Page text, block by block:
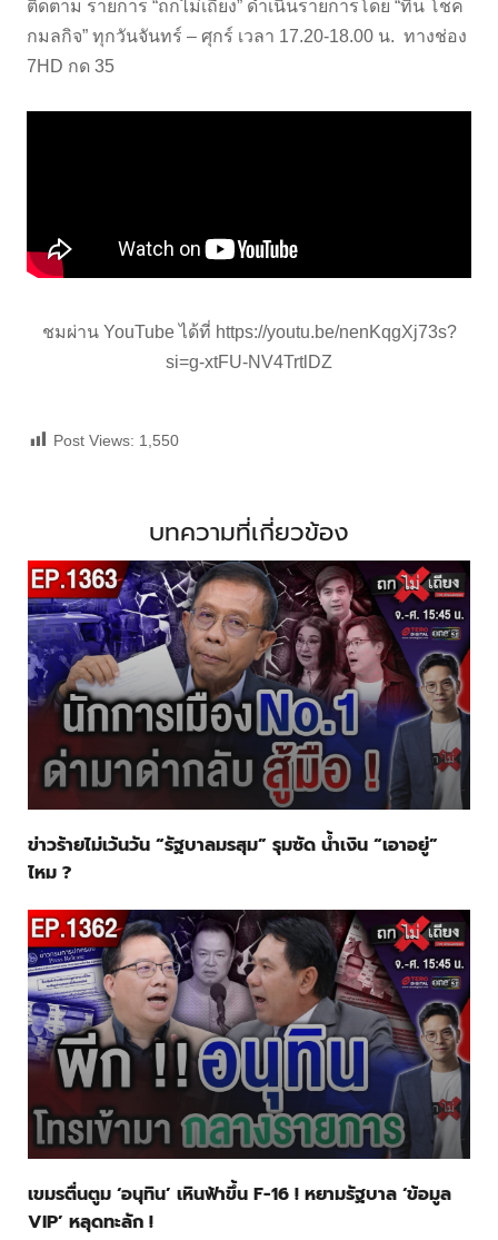
ติดตาม รายการ “ถกไม่เถียง” ดำเนินรายการโดย “ทิน โชค
กมลกิจ” ทุกวันจันทร์ – ศุกร์ เวลา 17.20-18.00 น. ทางช่อง
7HD กด 35
ชมผ่าน YouTube ได้ที่ https://youtu.be/nenKqgXj73s?
si=g-xtFU-NV4TrtlDZ
Post Views: 1,550
บทความที่เกี่ยวข้อง
ข่าวร้ายไม่เว้นวัน “รัฐบาลมรสุม” รุมซัด น้ำเงิน “เอาอยู่”
ไหม ?
เขมรตื่นตูม ‘อนุทิน’ เหินฟ้าขึ้น F-16 ! หยามรัฐบาล ‘ข้อมูล
VIP’ หลุดทะลัก !